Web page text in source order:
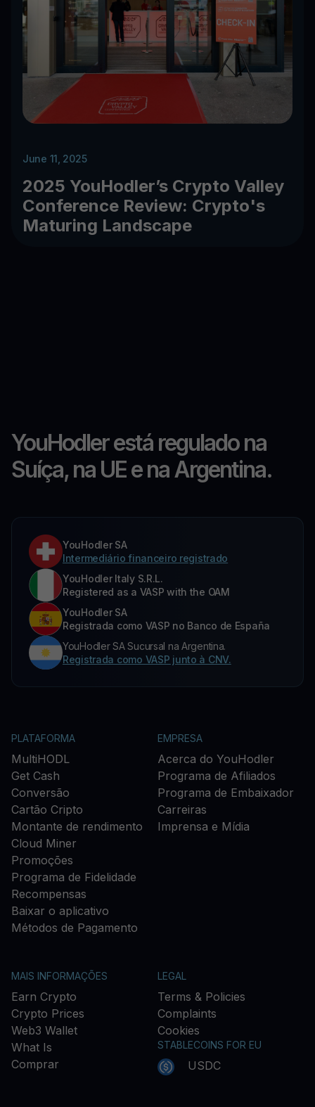
June 11, 2025
2025 YouHodler’s Crypto Valley
Conference Review: Crypto's
Maturing Landscape
YouHodler está regulado na
Suíça, na UE e na Argentina.
YouHodler SA
Intermediário financeiro registrado
YouHodler Italy S.R.L.
Registered as a VASP with the OAM
YouHodler SA
Registrada como VASP no Banco de España
YouHodler SA Sucursal na Argentina.
Registrada como VASP junto à CNV.
PLATAFORMA
MultiHODL
Get Cash
Conversão
Cartão Cripto
Montante de rendimento
Cloud Miner
Promoções
Programa de Fidelidade
Recompensas
Baixar o aplicativo
Métodos de Pagamento
EMPRESA
Acerca do YouHodler
Programa de Afiliados
Programa de Embaixador
Carreiras
Imprensa e Mídia
MAIS INFORMAÇÕES
Earn Crypto
Crypto Prices
Web3 Wallet
What Is
Comprar
LEGAL
Terms & Policies
Complaints
Cookies
STABLECOINS FOR EU
USDC